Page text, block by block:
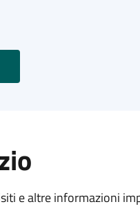
e altre informazioni